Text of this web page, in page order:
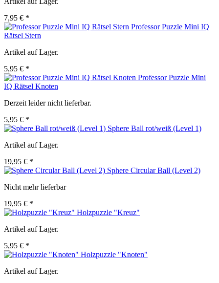
7,95 € *
Professor Puzzle Mini IQ
Rätsel Stern
Artikel auf Lager.
5,95 € *
Professor Puzzle Mini
IQ Rätsel Knoten
Derzeit leider nicht lieferbar.
5,95 € *
Sphere Ball rot/weiß (Level 1)
Artikel auf Lager.
19,95 € *
Sphere Circular Ball (Level 2)
Nicht mehr lieferbar
19,95 € *
Holzpuzzle "Kreuz"
Artikel auf Lager.
5,95 € *
Holzpuzzle "Knoten"
Artikel auf Lager.